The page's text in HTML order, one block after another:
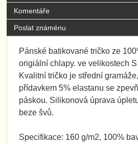
Komentáře
Poslat známénu
Pánské batikované tričko ze
origiální chlapy. ve velikostech S
Kvalitní tričko je střední
přídavkem 5% elastanu se
páskou. Silikonová úprava
beze švů.
Specifikace: 160 g/m2, 100%